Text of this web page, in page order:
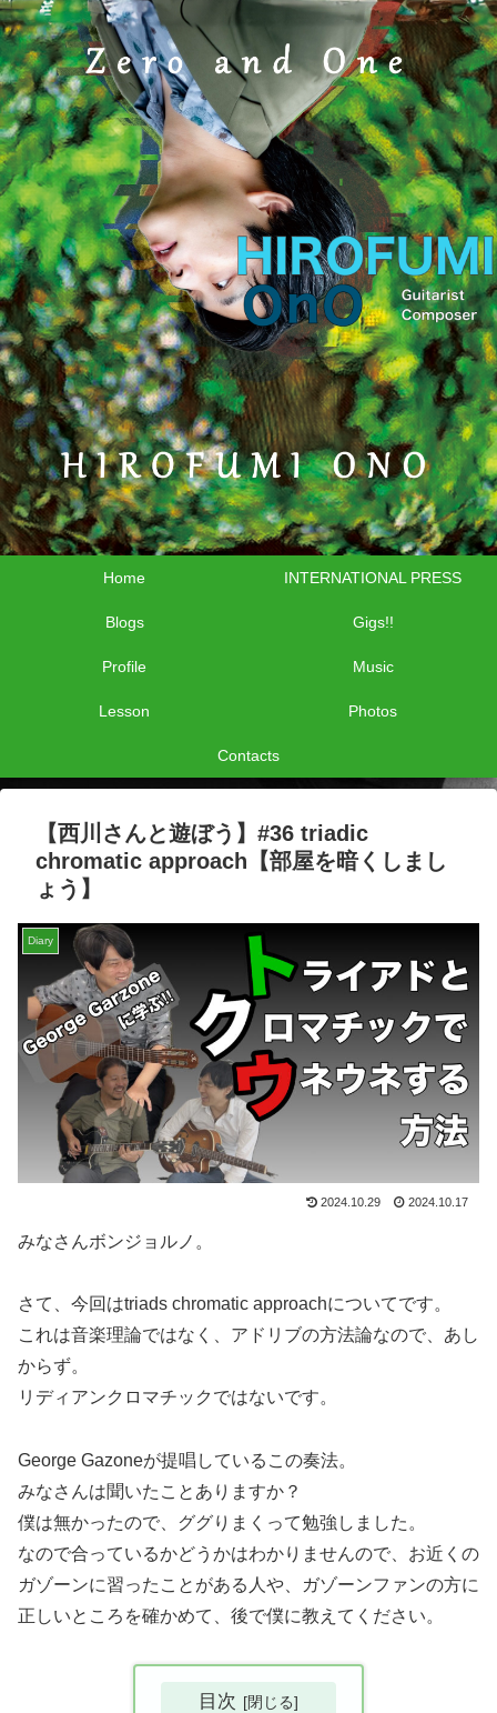
Home INTERNATIONAL PRESS
Blogs Gigs!!
Profile Music
Lesson Photos
Contacts
【西川さんと遊ぼう】#36 triadic
chromatic approach【部屋を暗くしまし
ょう】
Diary
2024.10.29 2024.10.17
みなさんボンジョルノ。
さて、今回はtriads chromatic approachについてです。
これは音楽理論ではなく、アドリブの方法論なので、あし
からず。
リディアンクロマチックではないです。
George Gazoneが提唱しているこの奏法。
みなさんは聞いたことありますか？
僕は無かったので、ググりまくって勉強しました。
なので合っているかどうかはわかりませんので、お近くの
ガゾーンに習ったことがある人や、ガゾーンファンの方に
正しいところを確かめて、後で僕に教えてください。
目次